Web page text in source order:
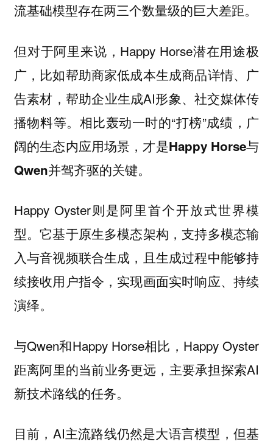
流基础模型存在两三个数量级的巨大差距。
但对于阿里来说，Happy Horse潜在用途极
广，比如帮助商家低成本生成商品详情、广
告素材，帮助企业生成AI形象、社交媒体传
播物料等。相比轰动一时的“打榜”成绩， 广
阔的生态内应用场景，才是Happy Horse与
Qwen并驾齐驱的关键。
Happy Oyster则是阿里首个开放式世界模
型。它基于原生多模态架构，支持多模态输
入与音视频联合生成，且生成过程中能够持
续接收用户指令，实现画面实时响应、持续
演绎。
与Qwen和Happy Horse相比，Happy Oyster
距离阿里的当前业务更远，主要承担探索AI
新技术路线的任务。
目前，AI主流路线仍然是大语言模型，但基